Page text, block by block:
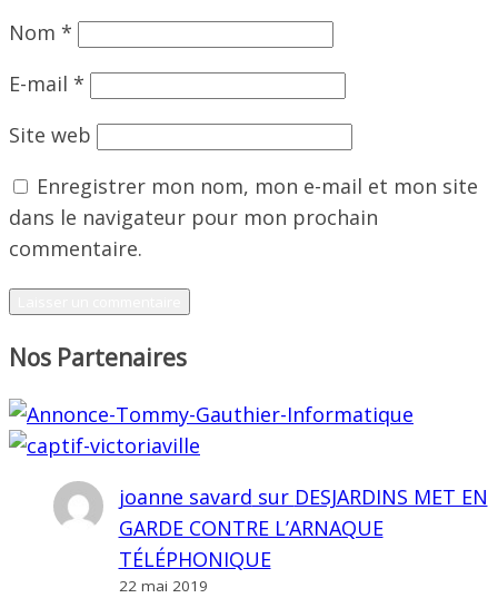
Nom *
E-mail *
Site web
Enregistrer mon nom, mon e-mail et mon site
dans le navigateur pour mon prochain
commentaire.
Nos Partenaires
joanne savard sur DESJARDINS MET EN
GARDE CONTRE L’ARNAQUE
TÉLÉPHONIQUE
22 mai 2019